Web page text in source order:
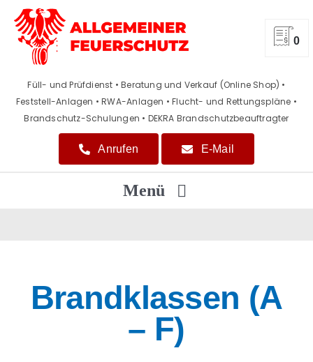
Inhalt
springen
Füll- und Prüfdienst • Beratung und Verkauf (Online Shop) •
Feststell-Anlagen • RWA-Anlagen • Flucht- und Rettungspläne •
Brandschutz-Schulungen • DEKRA Brandschutzbeauftragter
Anrufen E-Mail
0
Menü
Brandklassen (A
– F)